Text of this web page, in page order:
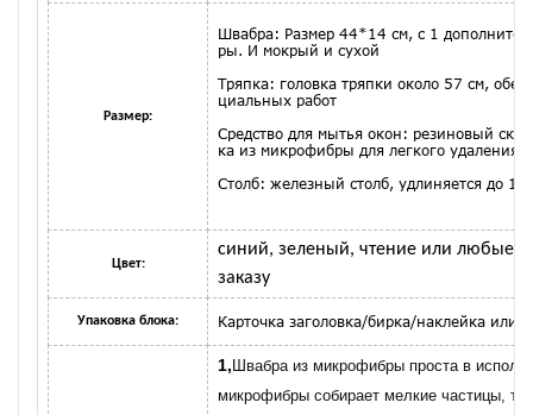
Размер:
Швабра: Размер 44*14 см, с 1
ры. И мокрый и сухой
Тряпка: головка тряпки около 57 см, обе
циальных работ
Средство для мытья окон: резиновый
ка из микрофибры для легкого удаления
Столб: железный столб, удлиняется до
Цвет:
синий, зеленый, чтение или любые
заказу
Упаковка блока: Карточка заголовка/бирка/наклейка
1, Швабра из микрофибры проста в
микрофибры собирает мелкие частицы,